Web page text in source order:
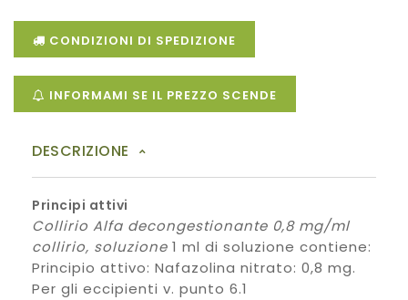
CONDIZIONI DI SPEDIZIONE
INFORMAMI SE IL PREZZO SCENDE
DESCRIZIONE
Principi attivi
Collirio Alfa decongestionante 0,8 mg/ml
collirio, soluzione 1 ml di soluzione contiene:
Principio attivo: Nafazolina nitrato: 0,8 mg.
Per gli eccipienti v. punto 6.1